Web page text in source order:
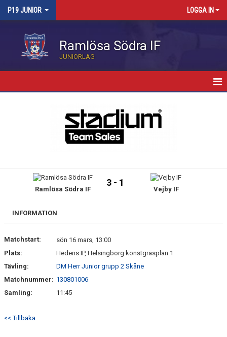
P19 JUNIOR LOGGA IN
Ramlösa Södra IF
JUNIORLAG
BILDGALLERI
MATCHER
Ramlösa Södra IF
3 - 1
Vejby IF
INFORMATION
Matchstart:
sön 16 mars, 13:00
Plats:
Hedens IP, Helsingborg konstgräsplan 1
Tävling:
DM Herr Junior grupp 2 Skåne
Matchnummer: 130801006
Samling:
11:45
<< Tillbaka